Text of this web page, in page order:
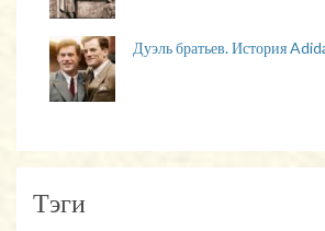
Дуэль братьев. История
Тэги